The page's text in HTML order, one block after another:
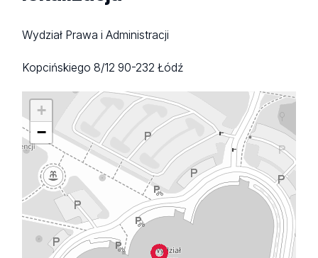
Wydział Prawa i Administracji
Kopcińskiego 8/1290-232 Łódź
+
−